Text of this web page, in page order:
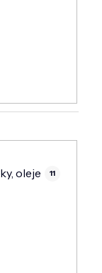
oleje 11